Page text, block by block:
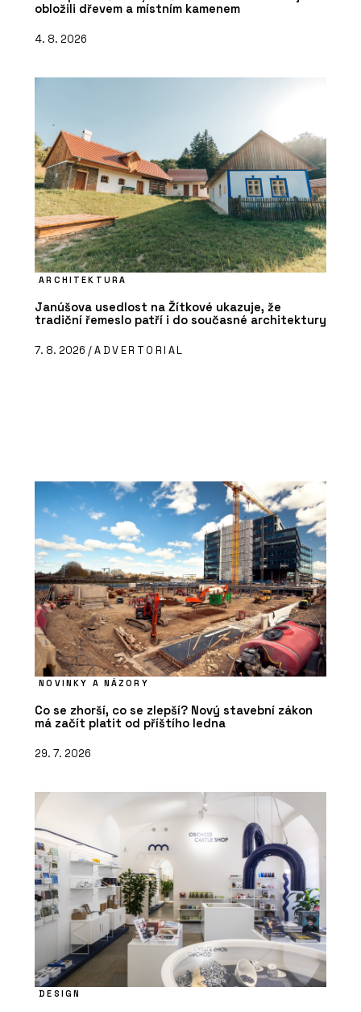
obložili dřevem a místním kamenem
4. 8. 2026
ARCHITEKTURA
Janúšova usedlost na Žítkové ukazuje, že
tradiční řemeslo patří i do současné architektury
7. 8. 2026 /ADVERTORIAL
NOVINKY A NÁZORY
Co se zhorší, co se zlepší? Nový stavební zákon
má začít platit od příštího ledna
29. 7. 2026
DESIGN